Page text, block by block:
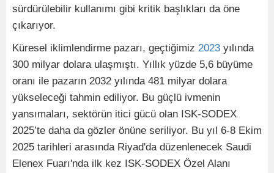
sürdürülebilir kullanımı gibi kritik başlıkları da öne
çıkarıyor.
Küresel iklimlendirme pazarı, geçtiğimiz 2023 yılında
300 milyar dolara ulaşmıştı. Yıllık yüzde 5,6 büyüme
oranı ile pazarın 2032 yılında 481 milyar dolara
yükseleceği tahmin ediliyor. Bu güçlü ivmenin
yansımaları, sektörün itici gücü olan ISK-SODEX
2025’te daha da gözler önüne seriliyor. Bu yıl 6-8 Ekim
2025 tarihleri arasında Riyad'da düzenlenecek Saudi
Elenex Fuarı'nda ilk kez ISK-SODEX Özel Alanı